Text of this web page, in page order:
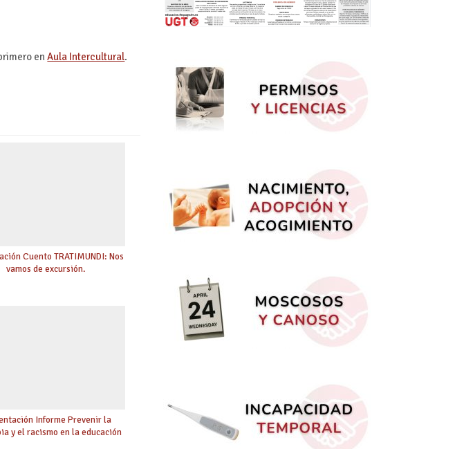
enAula Intercultural.
Cuento TRATIMUNDI: Nos
vamos de excursión.
Informe Prevenir la
y el racismo en la educación